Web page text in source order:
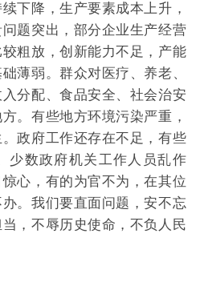
下降，生产要素成本上升，
题突出，部分企业生产经营
粗放，创新能力不足，产能
薄弱。群众对医疗、养老、
分配、食品安全、社会治安
。有些地方环境污染严重，
政府工作还存在不足，有些
少数政府机关工作人员乱作
心，有的为官不为，在其位
。我们要直面问题，安不忘
，不辱历史使命，不负人民